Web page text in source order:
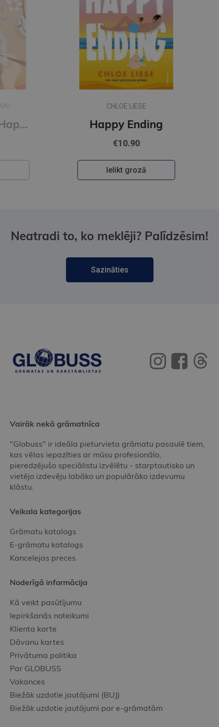
The Menu of Happiness
CHLOE LIESE
Happy Ending
€10.90
Ielikt grozā
Neatradi to, ko meklēji? Palīdzēsim!
Sazināties
Vairāk nekā grāmatnīca
"Globuss" ir ideāla pieturvieta grāmatu pasaulē tiem,
kas vēlas iepazīties ar mūsu profesionālo,
pieredzējušo speciālistu izvēlētu - starptautisko un
vietējo izdevēju labāko un populārāko izdevumu
klāstu.
Veikala kategorijas
Grāmatu katalogs
E-grāmatu katalogs
Kancelejas preces
Noderīgā informācija
Kā veikt pasūtījumu
Iepirkšanās noteikumi
Klienta karte
Dāvanu kartes
Privātuma politika
Par GLOBUSS
Vakances
Biežāk uzdotie jautājumi (BUJ)
Biežāk uzdotie jautājumi par e-grāmatām